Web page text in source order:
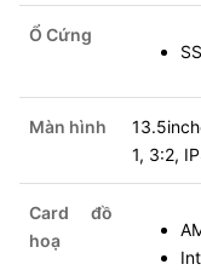
Ổ Cứng
Màn hình
1, 3:2,
Card đồ
hoạ